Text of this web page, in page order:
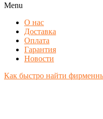
Menu
О нас
Доставка
Оплата
Гарантия
Новости
Как быстро найти